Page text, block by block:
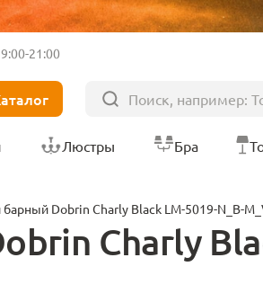
21:00
Люстры Бра
барный Dobrin Charly Black LM-5019-N_B-
Charly